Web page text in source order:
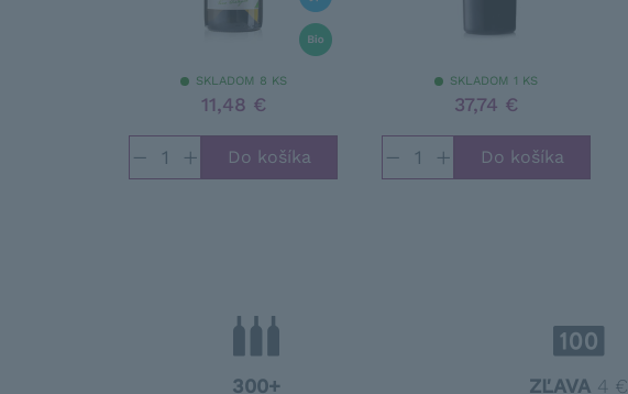
SKLADOM 8 KS
11,48 €
− +
SKLADOM 1 KS
37,74 €
− +
300+
ZĽAVA4 €